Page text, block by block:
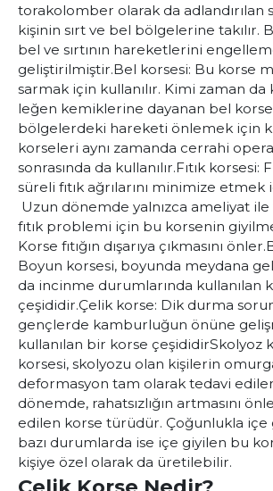
torakolomber olarak da adlandırılan
kişinin sırt ve bel bölgelerine takılır.
bel ve sırtının hareketlerini
geliştirilmiştir.Bel korsesi: Bu korse
sarmak için kullanılır. Kimi zaman da
leğen kemiklerine dayanan bel
bölgelerdeki hareketi önlemek için
korseleri aynı zamanda cerrahi
sonrasında da kullanılır.Fıtık korsesi:
süreli fıtık ağrılarını minimize etmek
Uzun dönemde yalnızca ameliyat
fıtık problemi için bu korsenin
Korse fıtığın dışarıya çıkmasını önler.
Boyun korsesi, boyunda meydana
da incinme durumlarında kullanılan
çeşididir.Çelik korse: Dik durma
gençlerde kamburluğun önüne
kullanılan bir korse çeşididirSkolyoz
korsesi, skolyozu olan kişilerin
deformasyon tam olarak tedavi
dönemde, rahatsızlığın artmasını
edilen korse türüdür. Çoğunlukla içe
bazı durumlarda ise içe giyilen bu
kişiye özel olarak da üretilebilir.